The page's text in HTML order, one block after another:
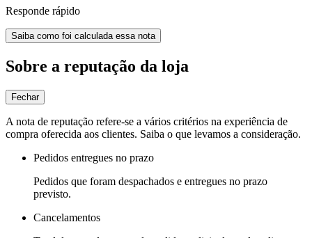
Responde rápido
Saiba como foi calculada essa nota
Sobre a reputação da loja
Fechar
A nota de reputação refere-se a vários critérios na experiência de
compra oferecida aos clientes. Saiba o que levamos a consideração.
Pedidos entregues no prazo
Pedidos que foram despachados e entregues no prazo
previsto.
Cancelamentos